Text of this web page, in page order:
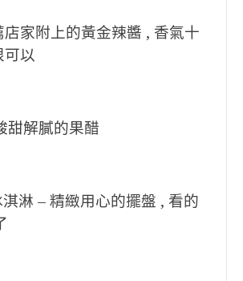
店家附上的黃金辣醬 , 香氣十
可以
甜解膩的果醋
淇淋 – 精緻用心的擺盤 , 看的